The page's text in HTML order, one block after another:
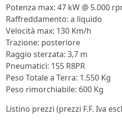
Potenza max: 47 kW @ 5.000
Raffreddamento: a liquido
Velocità max: 130 Km/h
Trazione: posteriore
Raggio sterzata: 3,7 m
Pneumatici: 155 R8PR
Peso Totale a Terra: 1.550 Kg
Peso rimorchiabile: 600 Kg
Listino prezzi (prezzi F.F. Iva